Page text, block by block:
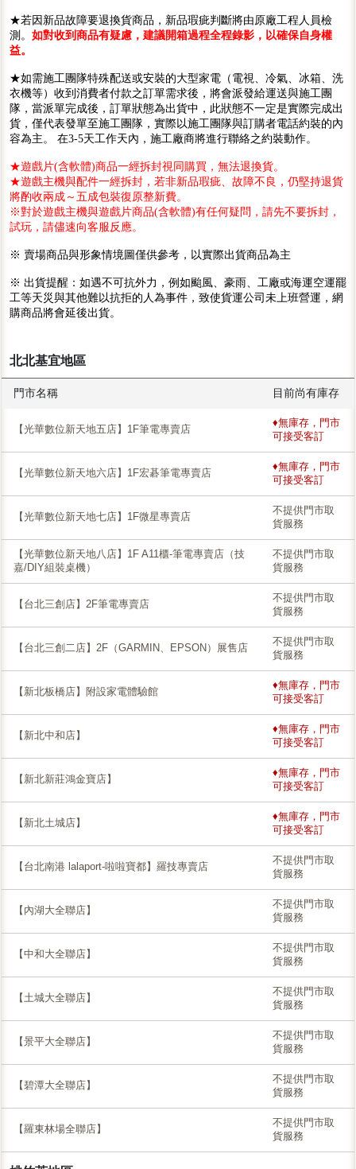
★若因新品故障要退換貨商品，新品瑕疵判斷將由原廠工程人員檢
測。 如對收到商品有疑慮，建議開箱過程全程錄影，以確保自身權
益。
★如需施工團隊特殊配送或安裝的大型家電（電視、冷氣、冰箱、洗
衣機等）收到消費者付款之訂單需求後，將會派發給運送與施工團
隊，當派單完成後，訂單狀態為出貨中，此狀態不一定是實際完成出
貨，僅代表發單至施工團隊，實際以施工團隊與訂購者電話約裝的內
容為主。 在3-5天工作天內，施工廠商將進行聯絡之約裝動作。
★遊戲片(含軟體)商品一經拆封視同購買，無法退換貨。
★遊戲主機與配件一經拆封，若非新品瑕疵、故障不良，仍堅持退貨
將酌收兩成～五成包裝復原整新費。
※對於遊戲主機與遊戲片商品(含軟體)有任何疑問，請先不要拆封，
試玩，請儘速向客服反應。
※ 賣場商品與形象情境圖僅供參考，以實際出貨商品為主
※ 出貨提醒：如遇不可抗外力，例如颱風、豪雨、工廠或海運空運罷
工等天災與其他難以抗拒的人為事件，致使貨運公司未上班營運，網
購商品將會延後出貨。
北北基宜地區
門市名稱 目前尚有庫存
【光華數位新天地五店】1F筆電專賣店
♦無庫存，門市
可接受客訂
【光華數位新天地六店】1F宏碁筆電專賣店
♦無庫存，門市
可接受客訂
【光華數位新天地七店】1F微星專賣店
不提供門市取
貨服務
【光華數位新天地八店】1F A11櫃-筆電專賣店（技
嘉/DIY組裝桌機）
不提供門市取
貨服務
【台北三創店】2F筆電專賣店
不提供門市取
貨服務
【台北三創二店】2F（GARMIN、EPSON）展售店
不提供門市取
貨服務
【新北板橋店】附設家電體驗館
♦無庫存，門市
可接受客訂
【新北中和店】
♦無庫存，門市
可接受客訂
【新北新莊鴻金寶店】
♦無庫存，門市
可接受客訂
【新北土城店】
♦無庫存，門市
可接受客訂
【台北南港 lalaport-啦啦寶都】羅技專賣店
不提供門市取
貨服務
【內湖大全聯店】
不提供門市取
貨服務
【中和大全聯店】
不提供門市取
貨服務
【土城大全聯店】
不提供門市取
貨服務
【景平大全聯店】
不提供門市取
貨服務
【碧潭大全聯店】
不提供門市取
貨服務
【羅東林場全聯店】
不提供門市取
貨服務